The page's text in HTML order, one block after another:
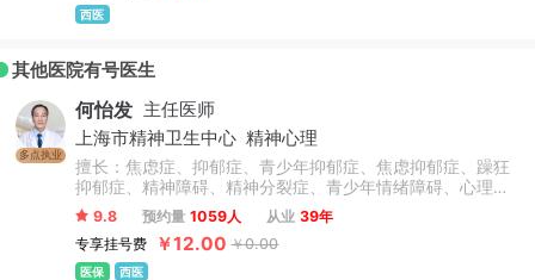
西医
其他医院有号医生
多点执业
何怡发 主任医师
上海市精神卫生中心 精神心理
擅长：焦虑症、抑郁症、青少年抑郁症、焦虑抑郁症、躁狂
抑郁症、精神障碍、精神分裂症、青少年情绪障碍、心理障
碍、情感障碍、精神病、失眠症、睡眠障碍、双相情感障
碍、躁狂症、忧郁症、恐惧症、幻听、妄想症、植物神经紊
乱、神经衰弱、躯体化形式障碍、癔症、疑病症、心境障
碍、惊恐障碍、产后抑郁症、更年期抑郁症及老年心理障碍
9.8 预约量 1059人 从业 39年
专享挂号费
￥12.00 ￥0.00
医保 西医